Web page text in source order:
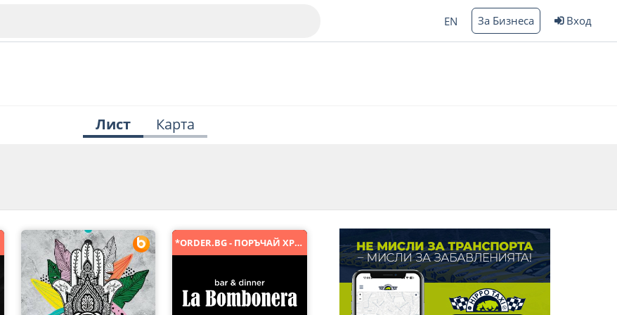
Пловдив
EN За Бизнеса Вход
Лист Карта
*ORDER.BG - ПОРЪЧАЙ ХРАНА ОНЛАЙН*